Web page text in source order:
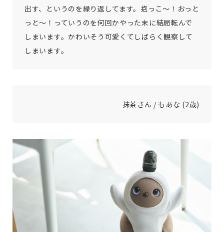
出す、というのを繰り返してます。抱っこ〜！おっと
っと〜！っていうのを何回かやった末に結局転んで
しまいます。かわいそう可愛くてしばらく観察して
しまいます。
抹茶さん / もあな (2歳)